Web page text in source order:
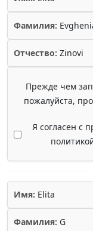
Фамилия:
Отчество: Zinovi
Прежде чем
пожалуйста,
Я согласен с
Имя: Elita
Фамилия: G